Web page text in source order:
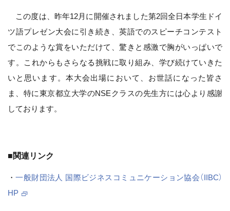
この度は、昨年12月に開催されました第2回全日本学生ドイ
ツ語プレゼン大会に引き続き、英語でのスピーチコンテスト
でこのような賞をいただけて、驚きと感激で胸がいっぱいで
す。これからもさらなる挑戦に取り組み、学び続けていきた
いと思います。本大会出場において、お世話になった皆さ
ま、特に東京都立大学のNSEクラスの先生方には心より感謝
しております。
■関連リンク
・一般財団法人 国際ビジネスコミュニケーション協会（IIBC）
HP